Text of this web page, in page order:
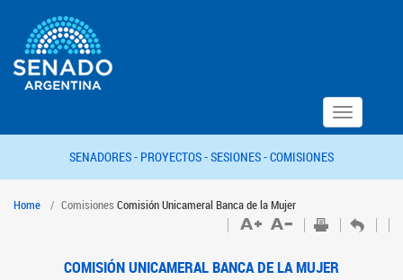
Toggle
navigation
SENADORES - PROYECTOS -SESIONES -COMISIONES
Home Comisiones Comisión Unicameral Banca de la Mujer
COMISIÓN UNICAMERAL BANCA DE LA MUJER